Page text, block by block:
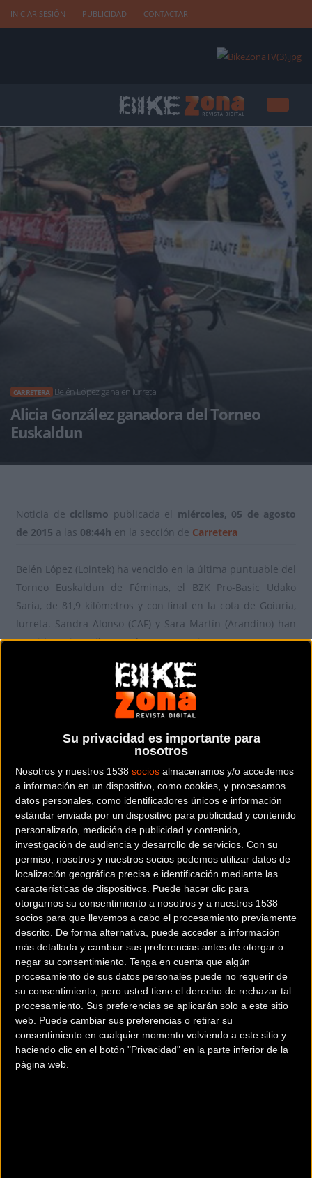
Su privacidad es importante para
nosotros
Nosotros y nuestros 1538 socios almacenamos y/o accedemos
a información en un dispositivo, como cookies, y procesamos
datos personales, como identificadores únicos e información
estándar enviada por un dispositivo para publicidad y contenido
personalizado, medición de publicidad y contenido,
investigación de audiencia y desarrollo de servicios. Con su
permiso, nosotros y nuestros socios podemos utilizar datos de
localización geográfica precisa e identificación mediante las
características de dispositivos. Puede hacer clic para
otorgarnos su consentimiento a nosotros y a nuestros 1538
socios para que llevemos a cabo el procesamiento previamente
descrito. De forma alternativa, puede acceder a información
más detallada y cambiar sus preferencias antes de otorgar o
negar su consentimiento. Tenga en cuenta que algún
procesamiento de sus datos personales puede no requerir de
su consentimiento, pero usted tiene el derecho de rechazar tal
procesamiento. Sus preferencias se aplicarán solo a este sitio
web. Puede cambiar sus preferencias o retirar su
consentimiento en cualquier momento volviendo a este sitio y
haciendo clic en el botón "Privacidad" en la parte inferior de la
página web.
INICIAR SESIÓN PUBLICIDAD CONTACTAR
CARRETERA Belén López gana en Iurreta
Alicia González ganadora del Torneo
Euskaldun
Noticia de ciclismo publicada el miércoles, 05 de agosto
de 2015 a las 08:44h en la sección de Carretera
Belén López (Lointek) ha vencido en la última puntuable del
Torneo Euskaldun de Féminas, el BZK Pro-Basic Udako
Saria, de 81,9 kilómetros y con final en la cota de Goiuria,
Iurreta. Sandra Alonso (CAF) y Sara Martín (Arandino) han
vencido en juveniles y cadetes, respectivamente.
Belén López se ha impuesto en la última prueba del Torneo
Euskaldun disputada en Iurreta y con final en Goiuria. La
gaditana atacó a 30 km de meta y consiguió cruzar la meta
en solitario, seguida de su compañera Sheyla Gutiérrez y la
rusa Dobrynina (Bizkaia Durango).
Las vencedoras finales del Euskaldun han sido: Alicia
González (Lointek), en élite, Naia Leonet (Laguntasuna), en
juniors, y Maialen Aramendia (CAF), en cadetes.
Élite: